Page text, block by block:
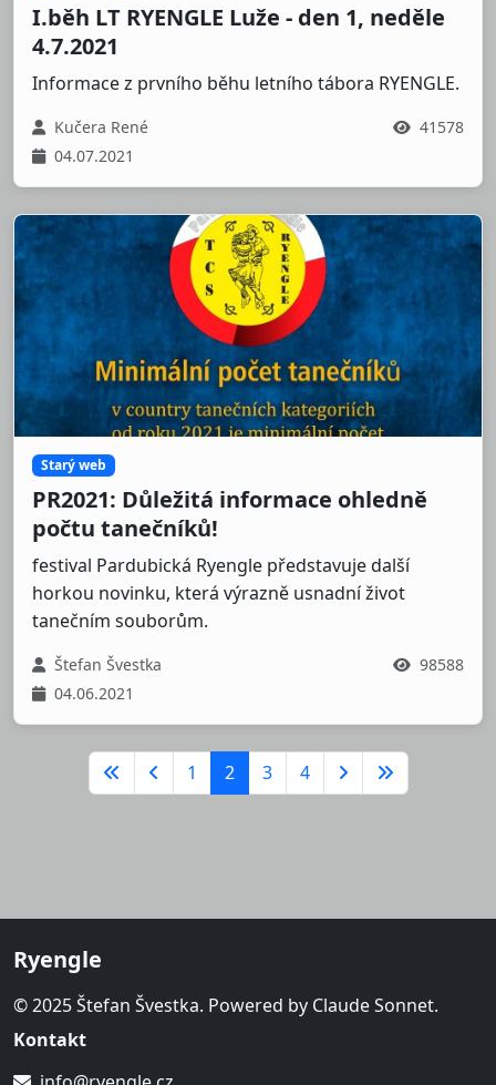
I.běh LT RYENGLE Luže - den 1, neděle
4.7.2021
Informace z prvního běhu letního tábora RYENGLE.
Kučera René
41578
04.07.2021
Starý web
PR2021: Důležitá informace ohledně
počtu tanečníků!
festival Pardubická Ryengle představuje další
horkou novinku, která výrazně usnadní život
tanečním souborům.
Štefan Švestka
98588
04.06.2021
1 2 3 4
Ryengle
© 2025 Štefan Švestka. Powered by Claude Sonnet.
Kontakt